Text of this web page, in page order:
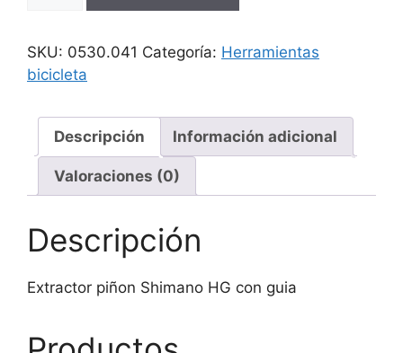
HG
con
cantidad
SKU: 0530.041 Categoría: Herramientas
bicicleta
Descripción Información adicional
Valoraciones (0)
Descripción
Extractor piñon Shimano HG con guia